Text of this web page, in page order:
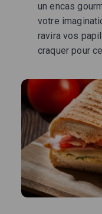
un encas
votre
ravira vos
craquer pour